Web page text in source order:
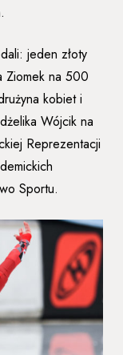
jeden złoty
Ziomek na 500
kobiet i
Wójcik na
Reprezentacji
Sportu.